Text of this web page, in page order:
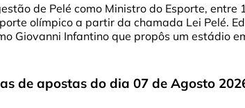
de Pelé como Ministro do Esporte,
olímpico a partir da chamada Lei Pelé.
Giovanni Infantino que propôs um estádio
de apostas do dia 07 de Agosto